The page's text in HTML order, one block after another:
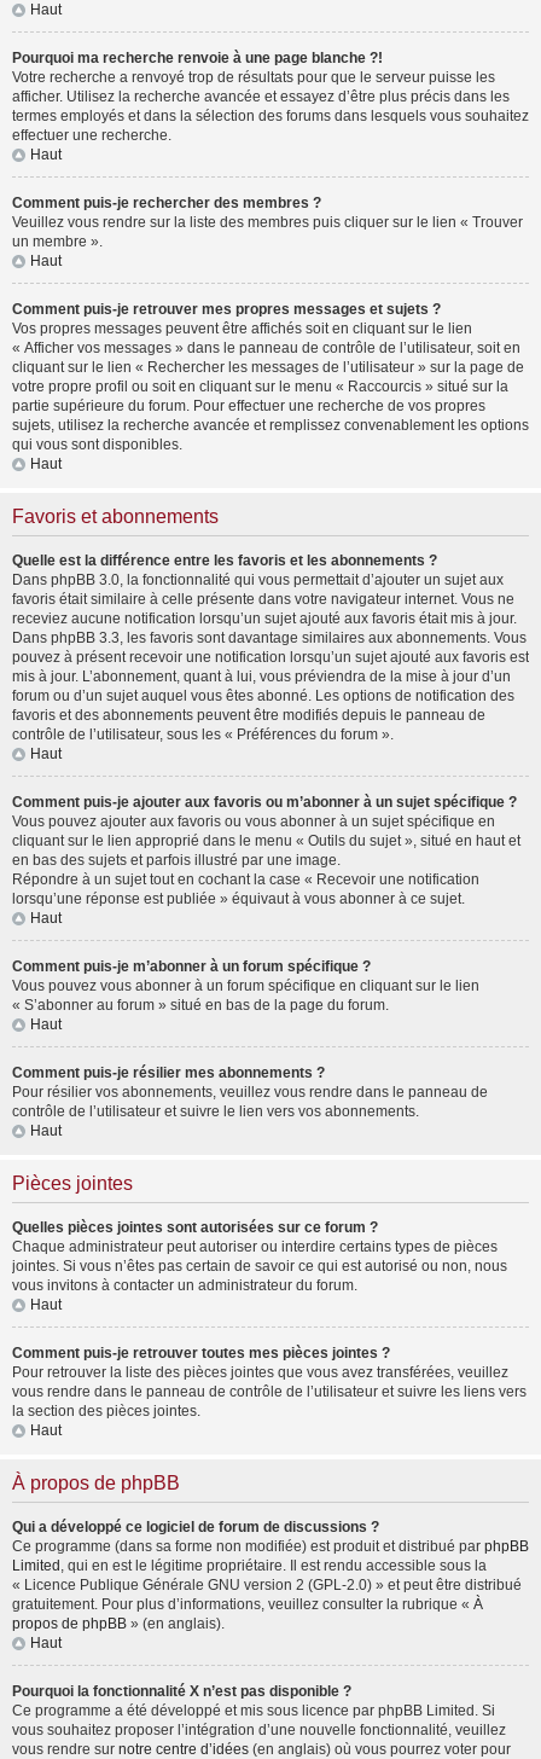
Haut
Pourquoi ma recherche renvoie à une page blanche ?!
Votre recherche a renvoyé trop de résultats pour que le serveur puisse les
afficher. Utilisez la recherche avancée et essayez d’être plus précis dans les
termes employés et dans la sélection des forums dans lesquels vous souhaitez
effectuer une recherche.
Haut
Comment puis-je rechercher des membres ?
Veuillez vous rendre sur la liste des membres puis cliquer sur le lien « Trouver
un membre ».
Haut
Comment puis-je retrouver mes propres messages et sujets ?
Vos propres messages peuvent être affichés soit en cliquant sur le lien
« Afficher vos messages » dans le panneau de contrôle de l’utilisateur, soit en
cliquant sur le lien « Rechercher les messages de l’utilisateur » sur la page de
votre propre profil ou soit en cliquant sur le menu « Raccourcis » situé sur la
partie supérieure du forum. Pour effectuer une recherche de vos propres
sujets, utilisez la recherche avancée et remplissez convenablement les options
qui vous sont disponibles.
Haut
Favoris et abonnements
Quelle est la différence entre les favoris et les abonnements ?
Dans phpBB 3.0, la fonctionnalité qui vous permettait d’ajouter un sujet aux
favoris était similaire à celle présente dans votre navigateur internet. Vous ne
receviez aucune notification lorsqu’un sujet ajouté aux favoris était mis à jour.
Dans phpBB 3.3, les favoris sont davantage similaires aux abonnements. Vous
pouvez à présent recevoir une notification lorsqu’un sujet ajouté aux favoris est
mis à jour. L’abonnement, quant à lui, vous préviendra de la mise à jour d’un
forum ou d’un sujet auquel vous êtes abonné. Les options de notification des
favoris et des abonnements peuvent être modifiés depuis le panneau de
contrôle de l’utilisateur, sous les « Préférences du forum ».
Haut
Comment puis-je ajouter aux favoris ou m’abonner à un sujet spécifique ?
Vous pouvez ajouter aux favoris ou vous abonner à un sujet spécifique en
cliquant sur le lien approprié dans le menu « Outils du sujet », situé en haut et
en bas des sujets et parfois illustré par une image.
Répondre à un sujet tout en cochant la case « Recevoir une notification
lorsqu’une réponse est publiée » équivaut à vous abonner à ce sujet.
Haut
Comment puis-je m’abonner à un forum spécifique ?
Vous pouvez vous abonner à un forum spécifique en cliquant sur le lien
« S’abonner au forum » situé en bas de la page du forum.
Haut
Comment puis-je résilier mes abonnements ?
Pour résilier vos abonnements, veuillez vous rendre dans le panneau de
contrôle de l’utilisateur et suivre le lien vers vos abonnements.
Haut
Pièces jointes
Quelles pièces jointes sont autorisées sur ce forum ?
Chaque administrateur peut autoriser ou interdire certains types de pièces
jointes. Si vous n’êtes pas certain de savoir ce qui est autorisé ou non, nous
vous invitons à contacter un administrateur du forum.
Haut
Comment puis-je retrouver toutes mes pièces jointes ?
Pour retrouver la liste des pièces jointes que vous avez transférées, veuillez
vous rendre dans le panneau de contrôle de l’utilisateur et suivre les liens vers
la section des pièces jointes.
Haut
À propos de phpBB
Qui a développé ce logiciel de forum de discussions ?
Ce programme (dans sa forme non modifiée) est produit et distribué par phpBB
Limited , qui en est le légitime propriétaire. Il est rendu accessible sous la
« Licence Publique Générale GNU version 2 (GPL-2.0) » et peut être distribué
gratuitement. Pour plus d’informations, veuillez consulter la rubrique « À
propos de phpBB » (en anglais).
Haut
Pourquoi la fonctionnalité X n’est pas disponible ?
Ce programme a été développé et mis sous licence par phpBB Limited. Si
vous souhaitez proposer l’intégration d’une nouvelle fonctionnalité, veuillez
vous rendre sur notre centre d’idées (en anglais) où vous pourrez voter pour